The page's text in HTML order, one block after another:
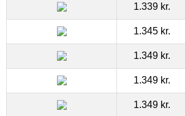
1.339 kr.
1.345 kr.
1.349 kr.
1.349 kr.
1.349 kr.